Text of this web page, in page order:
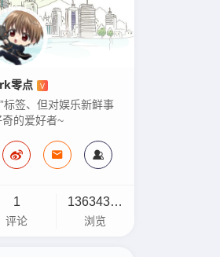
零点 V
标签、但对娱乐新鲜事
的爱好者~
1
评论
13634308
浏览